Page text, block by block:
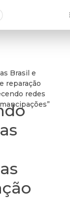
Brasil e
reparação
redes